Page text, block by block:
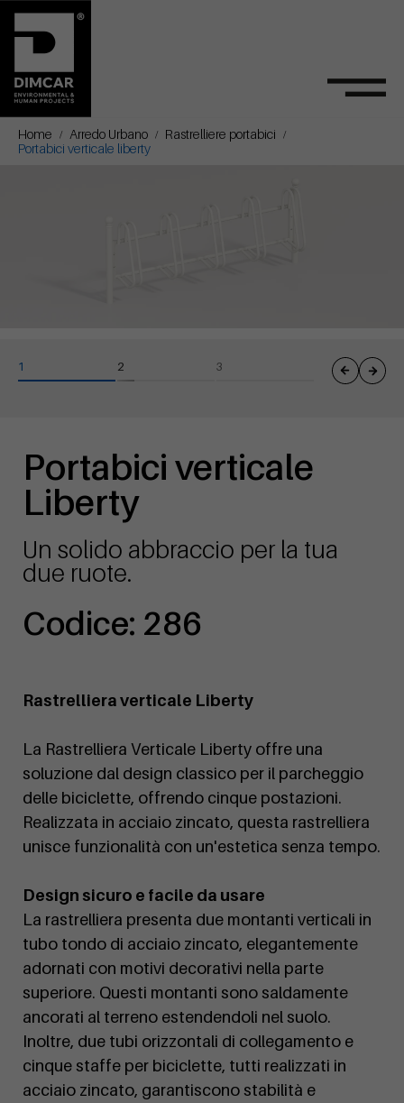
Home Arredo Urbano
Rastrelliere portabici
Portabici verticale liberty
Portabici verticale
Liberty
Un solido abbraccio per la tua
due ruote.
Codice: 286
Rastrelliera verticale Liberty
La Rastrelliera Verticale Liberty offre una
soluzione dal design classico per il parcheggio
delle biciclette, offrendo cinque postazioni.
Realizzata in acciaio zincato, questa rastrelliera
unisce funzionalità con un'estetica senza tempo.
Design sicuro e facile da usare
La rastrelliera presenta due montanti verticali in
tubo tondo di acciaio zincato, elegantemente
adornati con motivi decorativi nella parte
superiore. Questi montanti sono saldamente
ancorati al terreno estendendoli nel suolo.
Inoltre, due tubi orizzontali di collegamento e
cinque staffe per biciclette, tutti realizzati in
acciaio zincato, garantiscono stabilità e